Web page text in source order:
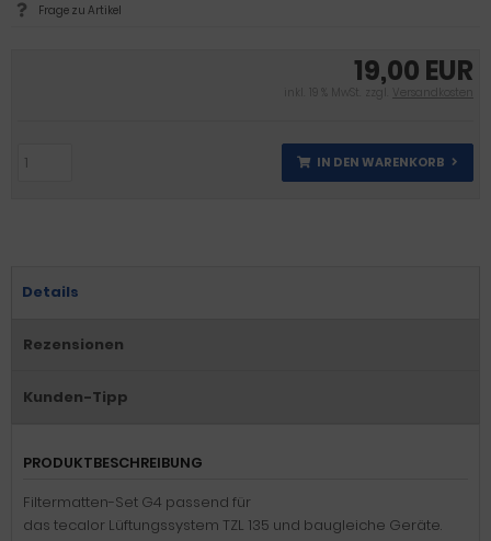
19,00 EUR
inkl. 19 % MwSt. zzgl. Versandkosten
IN DEN WARENKORB
Frage zu Artikel
Details
Rezensionen
Kunden-Tipp
PRODUKTBESCHREIBUNG
Filtermatten-Set G4 passend für
das tecalor Lüftungssystem TZL 135 und baugleiche Geräte.